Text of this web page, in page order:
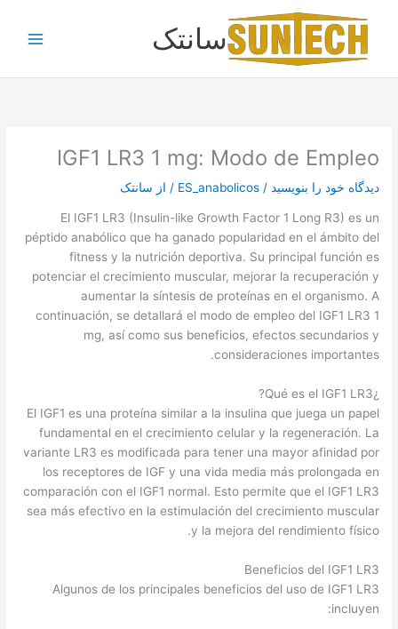
سانتک
IGF1 LR3 1 mg: Modo de Empleo
دیدگاه‌ خود را بنویسید /
ES_anabolicos / از سانتک
El IGF1 LR3 (Insulin-like Growth Factor 1 Long R3) es un
péptido anabólico que ha ganado popularidad en el ámbito del
fitness y la nutrición deportiva. Su principal función es
potenciar el crecimiento muscular, mejorar la recuperación y
aumentar la síntesis de proteínas en el organismo. A
continuación, se detallará el modo de empleo del IGF1 LR3 1
mg, así como sus beneficios, efectos secundarios y
consideraciones importantes.
¿Qué es el IGF1 LR3?
El IGF1 es una proteína similar a la insulina que juega un papel
fundamental en el crecimiento celular y la regeneración. La
variante LR3 es modificada para tener una mayor afinidad por
los receptores de IGF y una vida media más prolongada en
comparación con el IGF1 normal. Esto permite que el IGF1 LR3
sea más efectivo en la estimulación del crecimiento muscular
y la mejora del rendimiento físico.
Beneficios del IGF1 LR3
Algunos de los principales beneficios del uso de IGF1 LR3
incluyen: